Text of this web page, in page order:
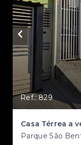
Ref.: 829
Casa Térrea a
Parque São